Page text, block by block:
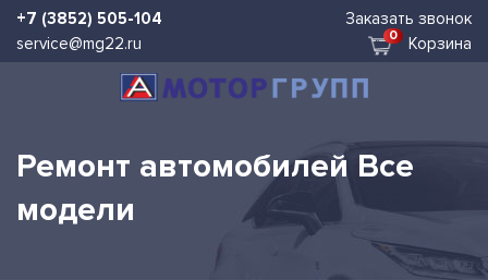
+7 (3852) 505-104 Заказать звонок
service@mg22.ru
0 Корзина
Ремонт автомобилей Все
модели